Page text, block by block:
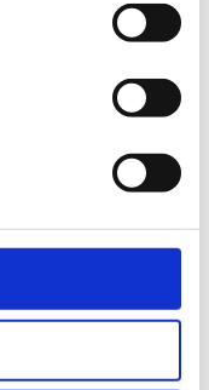
Danish